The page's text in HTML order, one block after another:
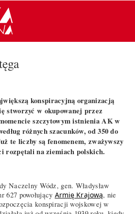
konspiracyjną organizacją
stworzyć w okupowanej przez
szczytowym istnienia AK w
różnych szacunków, od 350 do
te liczby są fenomenem, zważywszy
rozpętali na ziemiach polskich.
Naczelny Wódz, gen. Władysław
627 powołujący Armię Krajową, nie
konspiracji wojskowej w